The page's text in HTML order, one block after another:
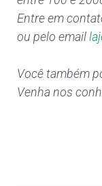
Entre em
ou pelo email
Você também
Venha nos